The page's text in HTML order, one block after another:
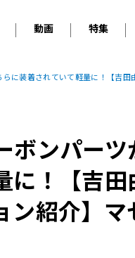
アウディ
プジョー
ルノ
ランボルギーニ
マセ
ベントレー
ケー
動画
オリジナル動画
特集
2026 サマ
ホイール
タイヤ特集
に装着されていて軽量に！【吉
ボンパー
に！【吉
ン紹介】